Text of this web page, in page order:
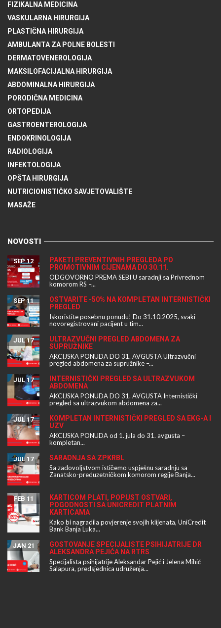
FIZIKALNA MEDICINA
VASKULARNA HIRURGIJA
PLASTIČNA HIRURGIJA
AMBULANTA ZA POLNE BOLESTI
DERMATOVENEROLOGIJA
MAKSILOFACIJALNA HIRURGIJA
ABDOMINALNA HIRURGIJA
PORODIČNA MEDICINA
ORTOPEDIJA
GASTROENTEROLOGIJA
ENDOKRINOLOGIJA
RADIOLOGIJA
INFEKTOLOGIJA
OPŠTA HIRURGIJA
NUTRICIONISTIČKO SAVJETOVALIŠTE
MASAŽE
NOVOSTI
PAKETI PREVENTIVNIH PREGLEDA PO
PROMOTIVNIM CIJENAMA DO 30.11.
SEP 12
ODGOVORNO PREMA SEBI U saradnji sa Privrednom
komorom RS –...
OSTVARITE -50% NA KOMPLETAN INTERNISTIČKI
PREGLED
SEP 11
Iskoristite posebnu ponudu! Do 31.10.2025, svaki
novoregistrovani pacijent u tim...
ULTRAZVUČNI PREGLED ABDOMENA ZA
SUPRUŽNIKE
JUL 17
AKCIJSKA PONUDA DO 31. AVGUSTA Ultrazvučni
pregled abdomena za supružnike –...
INTERNISTIČKI PREGLED SA ULTRAZVUKOM
ABDOMENA
JUL 17
AKCIJSKA PONUDA DO 31. AVGUSTA Internistički
pregled sa ultrazvukom abdomena za...
KOMPLETAN INTERNISTIČKI PREGLED SA EKG-A I
UZV
JUL 17
AKCIJSKA PONUDA od 1. jula do 31. avgusta –
kompletan...
SARADNJA SA ZPKRBL
JUL 17
Sa zadovoljstvom ističemo uspješnu saradnju sa
Zanatsko-preduzetničkom komorom regije Banja...
KARTICOM PLATI, POPUST OSTVARI,
POGODNOSTI SA UNICREDIT PLATNIM
KARTICAMA
FEB 11
Kako bi nagradila povjerenje svojih klijenata, UniCredit
Bank Banja Luka...
GOSTOVANJE SPECIJALISTE PSIHIJATRIJE DR
ALEKSANDRA PEJIĆA NA RTRS
JAN 21
Specijalista psihijatrije Aleksandar Pejić i Jelena Mihić
Salapura, predsjednica udruženja...